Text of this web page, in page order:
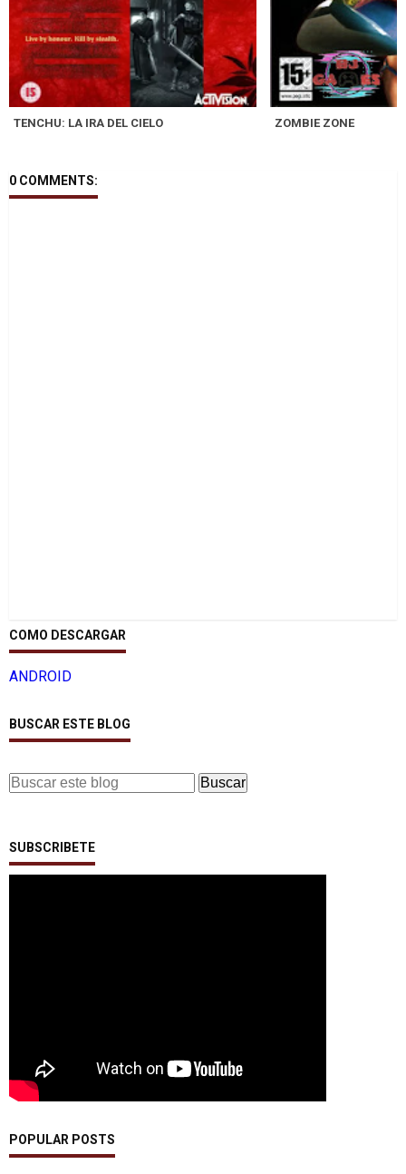
TENCHU: LA IRA DEL CIELO ZOMBIE ZONE
0 COMMENTS:
COMO DESCARGAR
ANDROID
BUSCAR ESTE BLOG
SUBSCRIBETE
POPULAR POSTS